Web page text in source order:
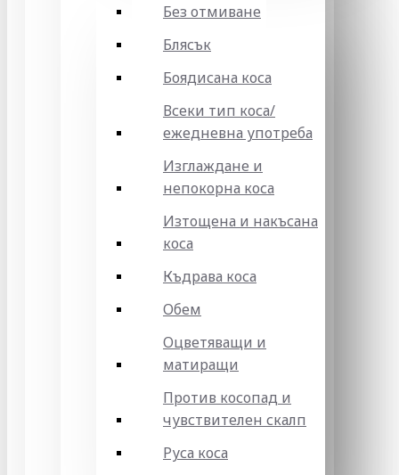
Без отмиване
Блясък
Боядисана коса
Всеки тип коса/
ежедневна употреба
Изглаждане и
непокорна коса
Изтощена и накъсана
коса
Къдрава коса
Обем
Оцветяващи и
матиращи
Против косопад и
чувствителен скалп
Руса коса